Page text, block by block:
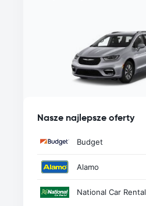
Nasze najlepsze oferty
Budget
Alamo
National Car Rental